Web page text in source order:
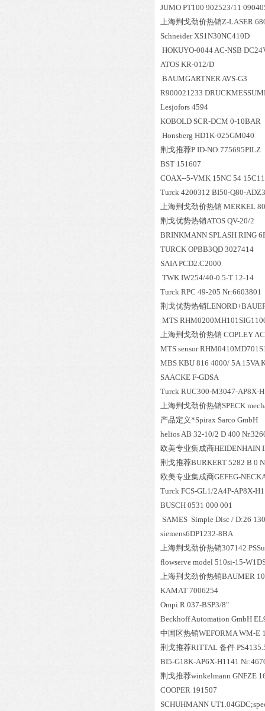
JUMO PT100 902523/11
上海荆戈劲价热销Z-LASER
Schneider XS1N30NC410D
HOKUYO-0044 AC-NSB
ATOS KR-012/D
BAUMGARTNER AVS-G3
R900021233
Lesjofors 4594
KOBOLD SCR-DCM 0-10BAR
Honsberg HD1K-025GM040
荆戈推荐P ID-NO:775695PILZ
BST 151607
COAX--5-VMK 15NC 54
Turck 4200312 BI50-Q80-
上海荆戈劲价热销 MERKEL
荆戈优势热销ATOS QV-20/2
BRINKMANN SPLASH RING
TURCK OPBB3QD 3027414
SAIA PCD2.C2000
TWK IW254/40-0.5-T 12-14
Turck RPC 49-205 Nr:6603801
荆戈优势热销
MTS
上海荆戈劲价热销 COPLEY
MTS sensor
MBS KBU 816 4000/ 5A 15VA
SAACKE F-GDSA
Turck RUC300-M3047-AP8X-
上海荆戈劲价热销SPECK
产品定义*Spirax Sarco GmbH
helios AB 32-10/2 D 400
欧美专业集成商HEIDENHAIN
荆戈推荐BURKERT 5282 B 0
欧美专业集成商GEFEG-
Turck FCS-GL1/2A4P-AP8X-
BUSCH 0531 000 001
SAMES Simple Disc / D:26
siemens6DP1232-8BA
上海荆戈劲价热销307142
flowserve model 510si-15-
上海荆戈劲价热销BAUMER
KAMAT 7006254
Ompi R.037-BSP3/8"
Beckhoff Automation GmbH
中国区热销WEFORMA WM-E
荆戈推荐RITTAL 备件
BI5-G18K-AP6X-H1141
荆戈推荐winkelmann GNFZE
COOPER 191507
SCHUHMANN